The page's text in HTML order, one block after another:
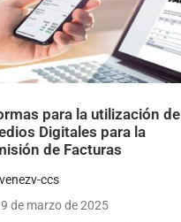
para la utilización de
Digitales para la
de Facturas
ccs
9 de marzo de 2025